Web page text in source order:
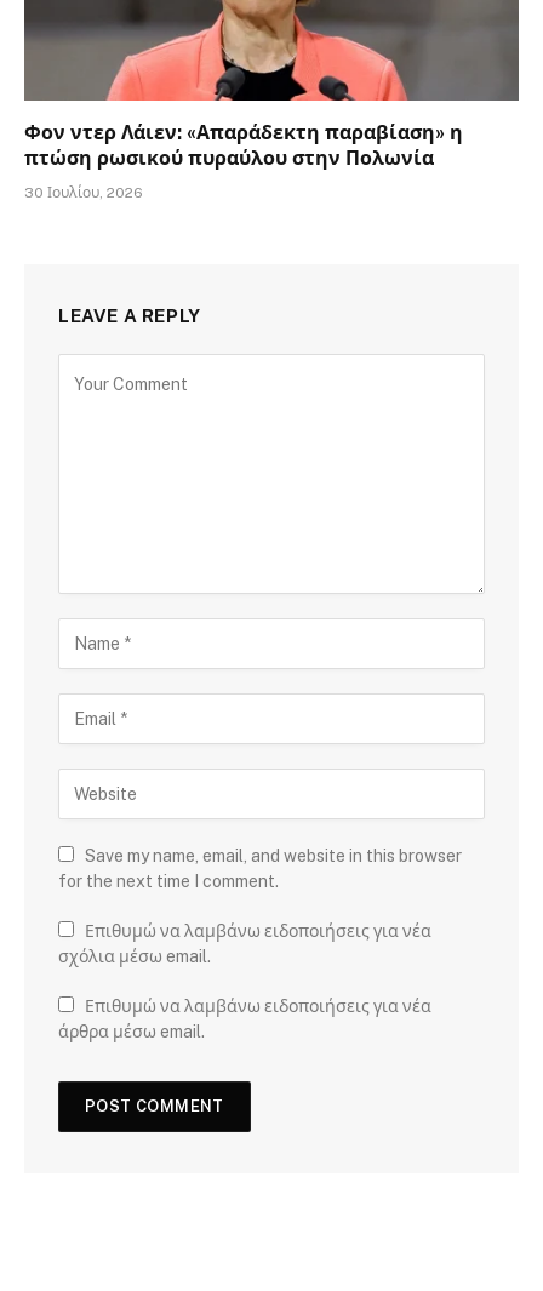
Φον ντερ Λάιεν: «Απαράδεκτη παραβίαση» η
πτώση ρωσικού πυραύλου στην Πολωνία
30 Ιουλίου, 2026
LEAVE A REPLY
Save my name, email, and website in this browser
for the next time I comment.
Επιθυμώ να λαμβάνω ειδοποιήσεις για νέα
σχόλια μέσω email.
Επιθυμώ να λαμβάνω ειδοποιήσεις για νέα
άρθρα μέσω email.